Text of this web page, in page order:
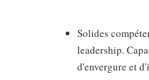
Solides
leadership.
d'envergure et